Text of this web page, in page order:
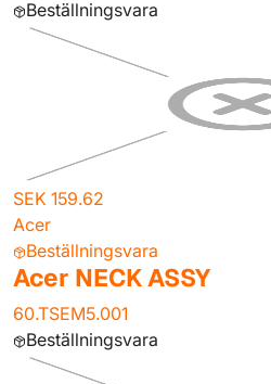
Beställningsvara
SEK 159.62
Acer
Beställningsvara
Acer NECK ASSY
60.TSEM5.001
Beställningsvara